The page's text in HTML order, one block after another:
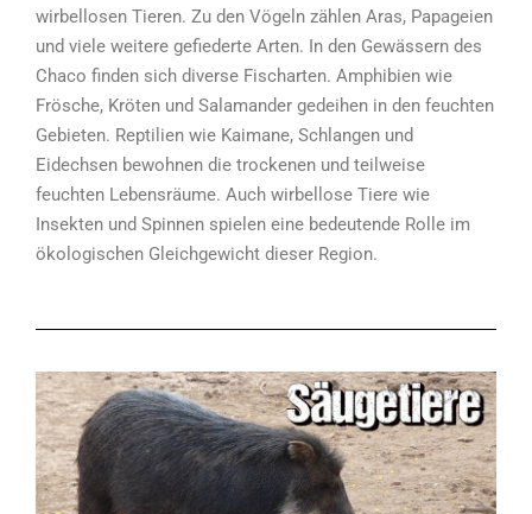
wirbellosen Tieren. Zu den Vögeln zählen Aras, Papageien
und viele weitere gefiederte Arten. In den Gewässern des
Chaco finden sich diverse Fischarten. Amphibien wie
Frösche, Kröten und Salamander gedeihen in den feuchten
Gebieten. Reptilien wie Kaimane, Schlangen und
Eidechsen bewohnen die trockenen und teilweise
feuchten Lebensräume. Auch wirbellose Tiere wie
Insekten und Spinnen spielen eine bedeutende Rolle im
ökologischen Gleichgewicht dieser Region.